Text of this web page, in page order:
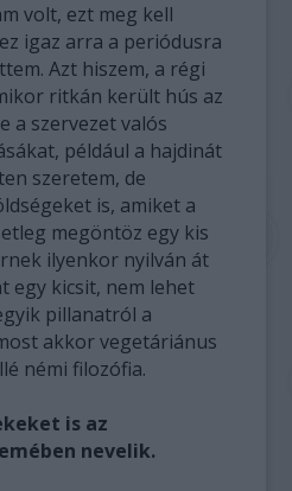
volt, ezt meg kell
igaz arra a periódusra
Azt hiszem, a régi
ritkán került hús az
a szervezet valós
például a hajdinát
szeretem, de
is, amiket a
megöntöz egy kis
ilyenkor nyilván át
egy kicsit, nem lehet
pillanatról a
akkor vegetáriánus
némi filozófia.
is az
nevelik.